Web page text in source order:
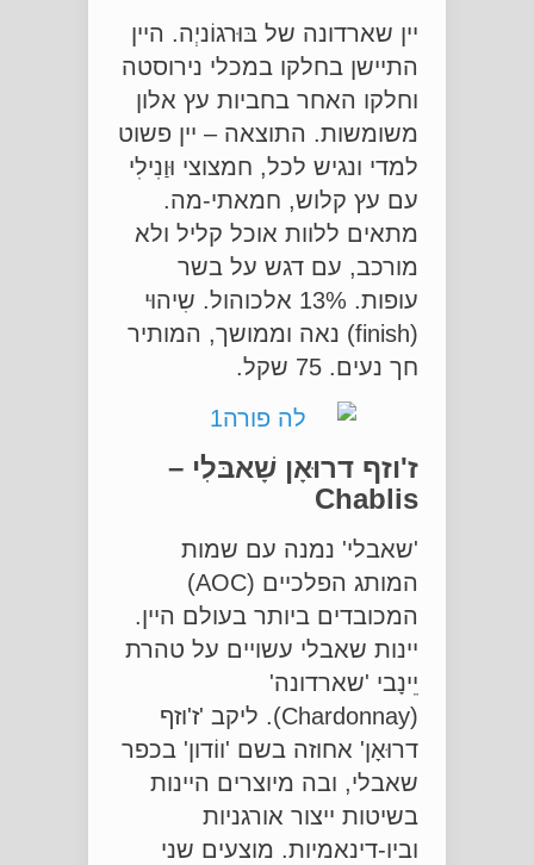
יין שארדונה של בּוּרגוֹניְה. היין
התיישן בחלקו במכלי נירוסטה
וחלקו האחר בחביות עץ אלון
משומשות. התוצאה – יין פשוט
למדי ונגיש לכל, חמצוצי וּוַנִילִי
עם עץ קלוש, חמאתי-מה.
מתאים ללוות אוכל קליל ולא
מורכב, עם דגש על בשר
עופות. 13% אלכוהול. שִיהוּי
(finish) נאה וממושך, המותיר
חך נעים. 75 שקל.
ז'וזף דרוּאָן שָׁאבּלִי –
Chablis
'שאבלי' נמנה עם שמות
המותג הפלכיים (AOC)
המכובדים ביותר בעולם היין.
יינות שאבלי עשויים על טהרת
יֵינָבי 'שארדונה'
(Chardonnay). ליקב 'ז'וזף
דרוּאָן' אחוזה בשם 'ווֹדון' בכפר
שאבלי, ובה מיוצרים היינות
בשיטות ייצור אורגניות
וביו-דינאמיות. מוצעים שני